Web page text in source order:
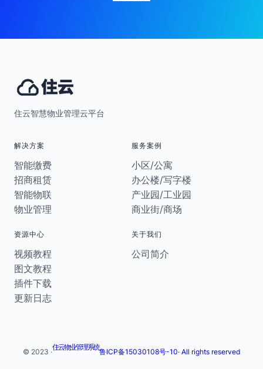
住云智慧物业管理云平台
解决方案
智能缴费
招商租赁
智能物联
物业管理
服务案例
小区/公寓
办公楼/写字楼
产业园/工业园
商业街/商场
资源中心
视频教程
图文教程
插件下载
更新日志
关于我们
公司简介
© 2023 ·
住云物业管理系统
鲁ICP备15030108号-10· All rights reserved